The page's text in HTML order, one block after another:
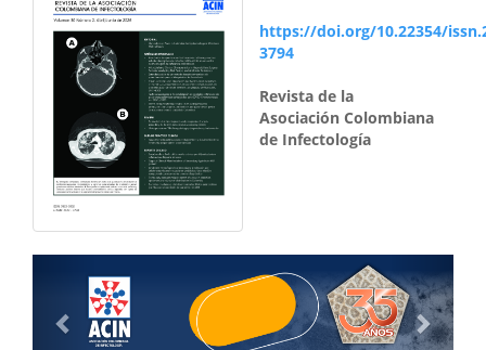
https://doi.org/10.22354/
3794
Revista de la
Asociación Colombiana
de Infectología